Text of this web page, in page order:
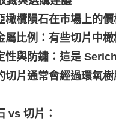
橄欖隕石在市場上的
屬比例：有些切片中
性與防鏽：這是
切片通常會經過環氧
vs 切片：